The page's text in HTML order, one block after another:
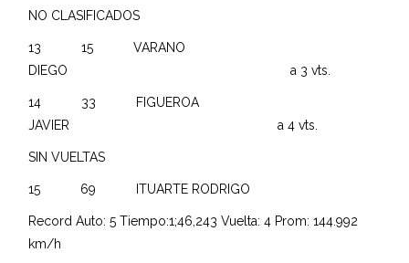
NO CLASIFICADOS
13 15 VARANO
DIEGO a 3 vts.
14 33 FIGUEROA
JAVIER a 4 vts.
SIN VUELTAS
15 69 ITUARTE RODRIGO
Record Auto: 5 Tiempo:1;46,243 Vuelta: 4 Prom: 144.992
km/h